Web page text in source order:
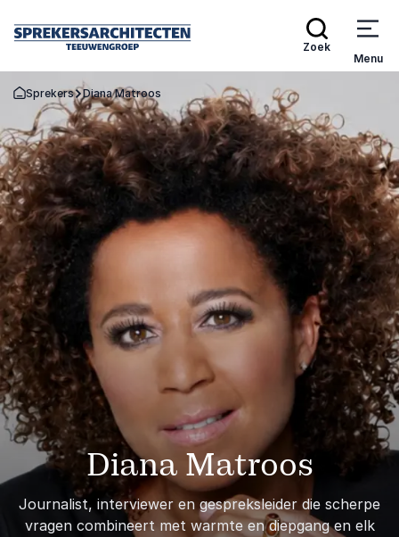
Zoek
Menu
Terug naar de startpagina
Sprekers Diana Matroos
Diana Matroos
Journalist, interviewer en gespreksleider die scherpe
vragen combineert met warmte en diepgang en elk